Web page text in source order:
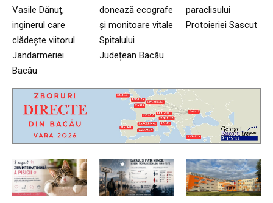
Vasile Dănuț,
inginerul care
clădește viitorul
Jandarmeriei
Bacău
donează ecografe
și monitoare vitale
Spitalului
Județean Bacău
paraclisului
Protoieriei Sascut